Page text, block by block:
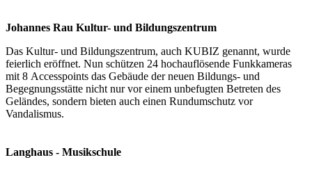
Johannes Rau Kultur- und Bildungszentrum
Das Kultur- und Bildungszentrum, auch KUBIZ genannt, wurde
feierlich eröffnet. Nun schützen 24 hochauflösende Funkkameras
mit 8 Accesspoints das Gebäude der neuen Bildungs- und
Begegnungsstätte nicht nur vor einem unbefugten Betreten des
Geländes, sondern bieten auch einen Rundumschutz vor
Vandalismus.
Langhaus - Musikschule